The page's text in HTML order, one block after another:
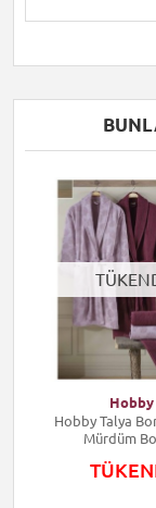
Hobby
Hobby Talya
Mürdüm